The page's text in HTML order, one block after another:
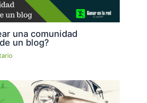
una comunidad
un blog?